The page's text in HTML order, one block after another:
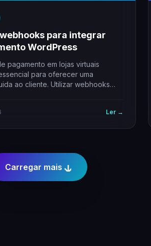
para integrar
WordPress
pagamento em lojas virtuais
para oferecer uma
ao cliente. Utilizar webhooks
Ler →
Carregar mais